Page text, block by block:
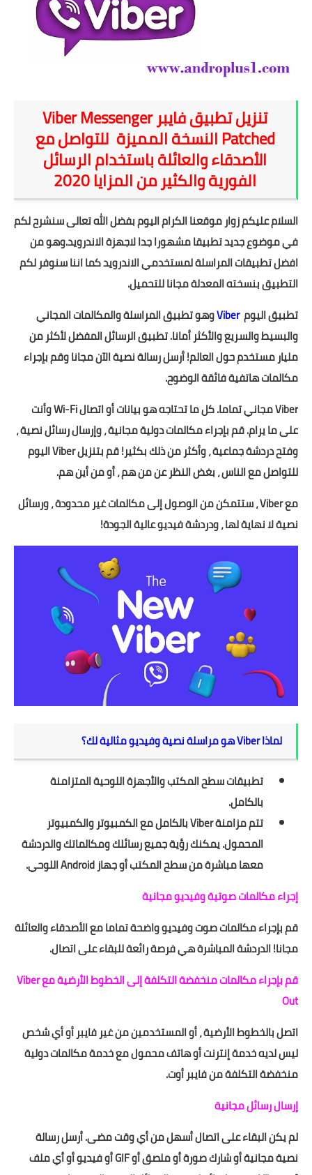
معلومات ونصائح
خلفيات
تنزيل تطبيق فايبر Viber Messenger
Patched النسخة المميزة للتواصل مع
الأصدقاء والعائلة باستخدام الرسائل
الفورية والكثير من المزايا 2020
السلام عليكم زوار موقعنا الكرام اليوم بفضل الله تعالى سنشرح لكم
في موضوع جديد تطبيقا مشهورا جدا لاجهزة الاندرويد.وهو من
افضل تطبيقات المراسلة لمستخدمي الاندرويد كما اننا سنوفر لكم
التطبيق بنسخته المعدلة مجانا للتحميل.
تطبيق اليومViberوهو تطبيق المراسلة والمكالمات المجاني
والبسيط والسريع والأكثر أمانا. تطبيق الرسائل المفضل لأكثر من
مليار مستخدم حول العالم! أرسل رسالة نصية الآن مجانا وقم بإجراء
مكالمات هاتفية فائقة الوضوح.
Viber مجاني تماما. كل ما تحتاجه هو بيانات أو اتصال Wi-Fi وأنت
على ما يرام. قم بإجراء مكالمات دولية مجانية ، وإرسال رسائل نصية ،
وفتح دردشة جماعية ، وأكثر من ذلك بكثير! قم بتنزيل Viber اليوم
للتواصل مع الناس ، بغض النظر عن من هم ، أو من أين هم.
مع Viber ، ستتمكن من الوصول إلى مكالمات غير محدودة ، ورسائل
نصية لا نهاية لها ، ودردشة فيديو عالية الجودة!
لماذا Viber هو مراسلة نصية وفيديو مثالية لك؟
تطبيقات سطح المكتب والأجهزة اللوحية المتزامنة
بالكامل.
تتم مزامنة Viber بالكامل مع الكمبيوتر والكمبيوتر
المحمول. يمكنك رؤية جميع رسائلك ومكالماتك والدردشة
معها مباشرة من سطح المكتب أو جهاز Android اللوحي.
إجراء مكالمات صوتية وفيديو مجانية
قم بإجراء مكالمات صوت وفيديو واضحة تماما مع الأصدقاء والعائلة
مجانا! الدردشة المباشرة هي فرصة رائعة للبقاء على اتصال.
قم بإجراء مكالمات منخفضة التكلفة إلى الخطوط الأرضية مع Viber
Out
اتصل بالخطوط الأرضية ، أو المستخدمين من غير فايبر أو أي شخص
ليس لديه خدمة إنترنت أو هاتف محمول مع خدمة مكالمات دولية
منخفضة التكلفة من فايبر أوت.
إرسال رسائل مجانية
لم يكن البقاء على اتصال أسهل من أي وقت مضى. أرسل رسالة
نصية مجانية أو شارك صورة أو ملصق أو GIF أو فيديو أو أي ملف